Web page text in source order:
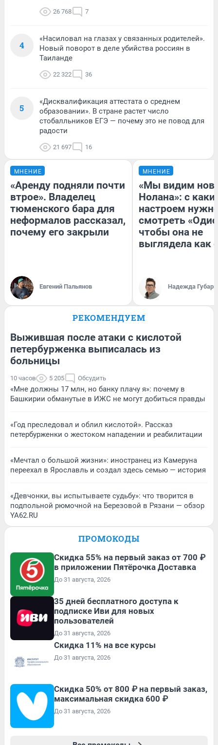
26 768 7
4
«Насиловал на глазах у связанных родителей».
Новый поворот в деле убийства россиян в
Таиланде
22 322 36
5
«Дисквалификация аттестата о среднем
образовании». В стране растет число
стобалльников ЕГЭ — почему это не повод для
радости
21 697 16
МНЕНИЕ
«Аренду подняли почти
втрое». Владелец
тюменского бара для
неформалов рассказал,
почему его закрыли
Евгений Пальянов
МНЕНИЕ
«Мы видим
Нолана»: с
настроем
смотреть
чтобы она не
выглядела как
Надежда Губарь
РЕКОМЕНДУЕМ
Выжившая после атаки с кислотой
петербурженка выписалась из
больницы
10 часов 5 205 Обсудить
«Мне должны 17 млн, но банку плачу я»: почему в
Башкирии обманутые в ИЖС не могут добиться правды
«Год преследовал и облил кислотой». Рассказ
петербурженки о жестоком нападении и реабилитации
«Мечтал о большой жизни»: иностранец из Камеруна
переехал в Ярославль и создал здесь семью — история
«Девчонки, вы испытываете судьбу»: что творится в
подпольной рюмочной на Березовой в Рязани — обзор
YA62.RU
ПРОМОКОДЫ
Скидка 55% на первый заказ от 700 ₽
в приложении Пятёрочка Доставка
До 31 августа, 2026
35 дней бесплатного доступа к
подписке Иви для новых
пользователей
До 31 августа, 2026
Скидка 11% на все курсы
До 31 августа, 2026
Скидка 50% от 800 ₽ на первый заказ,
максимальная скидка 600 ₽
До 31 августа, 2026